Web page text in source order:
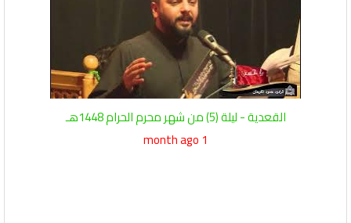
القعدية - ليلة (5) من شهر محرم الحرام 1448هـ
1 month ago